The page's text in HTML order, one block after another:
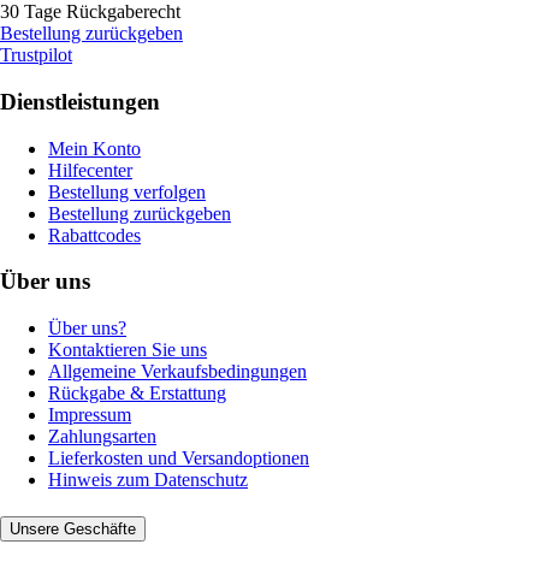
30 Tage Rückgaberecht
Bestellung zurückgeben
Trustpilot
Dienstleistungen
Mein Konto
Hilfecenter
Bestellung verfolgen
Bestellung zurückgeben
Rabattcodes
Über uns
Über uns?
Kontaktieren Sie uns
Allgemeine Verkaufsbedingungen
Rückgabe & Erstattung
Impressum
Zahlungsarten
Lieferkosten und Versandoptionen
Hinweis zum Datenschutz
Unsere Geschäfte